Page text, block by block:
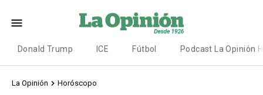
Donald Trump ICE Fútbol Podcast La Opinión
La Opinión Horóscopo